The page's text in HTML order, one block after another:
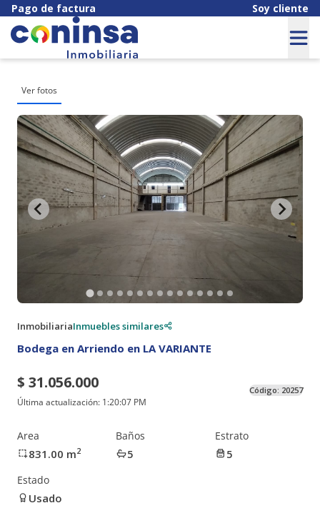
Pago de factura Soy cliente
Ver fotos
InmobiliariaInmuebles similares
Bodega en Arriendo en LA VARIANTE
$ 31.056.000
Última actualización: 1:20:07 PM
Código: 20257
Area
831.00 m2
Baños
5
Estrato
5
Estado
Usado